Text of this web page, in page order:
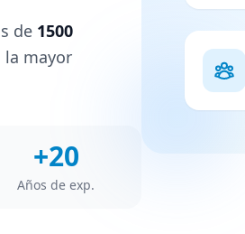
de 1500
la mayor
+20
Años de exp.